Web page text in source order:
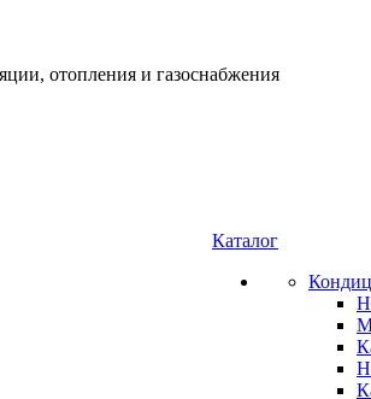
отопления и газоснабжения
Каталог